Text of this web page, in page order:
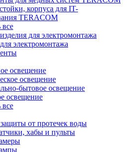
корпуса для IT-
TERACOM
все
для электромонтажа
электромонтажа
освещение
освещение
бытовое освещение
освещение
все
от протечек воды
хабы и пульты